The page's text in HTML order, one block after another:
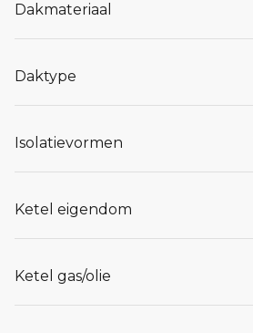
Dakmateriaal
Daktype
Isolatievormen
Ketel eigendom
Ketel gas/olie